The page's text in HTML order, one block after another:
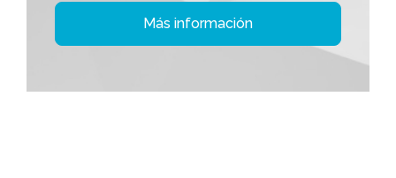
Más información